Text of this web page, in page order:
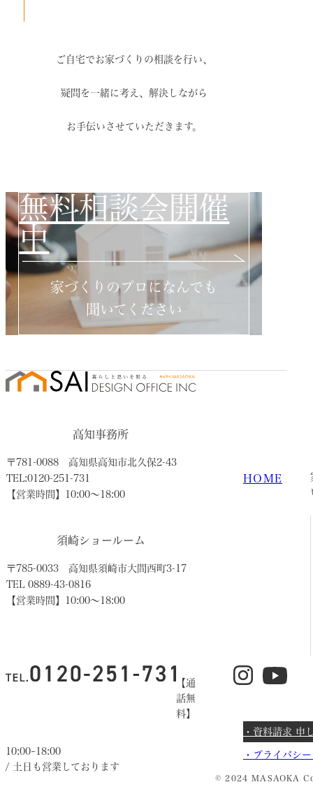
ご自宅でお家づくりの相談を行い、
疑問を一緒に考え、解決しながら
お手伝いさせていただきます。
無料相談会開催
中
家づくりのプロになんでも
聞いてください
高知事務所
〒781-0088 高知県高知市北久保2-43
TEL:0120-251-731
【営業時間】10:00〜18:00
須崎ショールーム
〒785-0033 高知県須崎市大間西町3-17
TEL 0889-43-0816
【営業時間】10:00〜18:00
【通
話無
料】
10:00~18:00
/ 土日も営業しております
HOME
・資料請求 申
・ プライバシ
© 2024 MASAOKA